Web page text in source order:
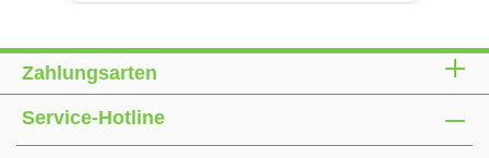
Zahlungsarten
Service-Hotline